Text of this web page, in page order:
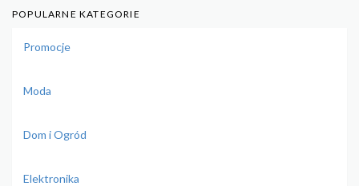
POPULARNE KATEGORIE
Promocje
Moda
Dom i Ogród
Elektronika